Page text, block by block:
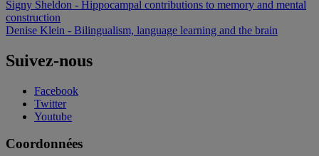
Navigation
de
Signy Sheldon - Hippocampal contributions to memory and mental
construction
Denise Klein - Bilingualism, language learning and the brain
Suivez-nous
Facebook
Twitter
Youtube
Coordonnées